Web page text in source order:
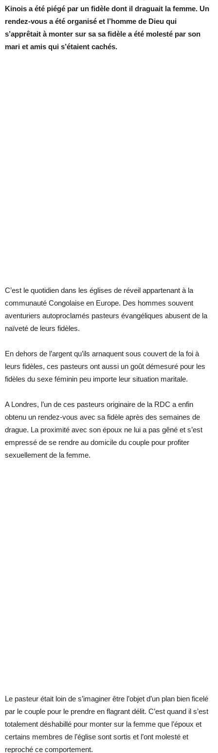
Kinois a été piégé par un fidèle dont il draguait la femme. Un
rendez-vous a été organisé et l’homme de Dieu qui
s’apprêtait à monter sur sa sa fidèle a été molesté par son
mari et amis qui s’étaient cachés.
C’est le quotidien dans les églises de réveil appartenant à la
communauté Congolaise en Europe. Des hommes souvent
aventuriers autoproclamés pasteurs évangéliques abusent de la
naïveté de leurs fidèles.
En dehors de l’argent qu’ils arnaquent sous couvert de la foi à
leurs fidèles, ces pasteurs ont aussi un goût démesuré pour les
fidèles du sexe féminin peu importe leur situation maritale.
A Londres, l’un de ces pasteurs originaire de la RDC a enfin
obtenu un rendez-vous avec sa fidèle après des semaines de
drague. La proximité avec son époux ne lui a pas gêné et s’est
empressé de se rendre au domicile du couple pour profiter
sexuellement de la femme.
Le pasteur était loin de s’imaginer être l’objet d’un plan bien ficelé
par le couple pour le prendre en flagrant délit. C’est quand il s’est
totalement déshabillé pour monter sur la femme que l’époux et
certains membres de l’église sont sortis et l’ont molesté et
reproché ce comportement.